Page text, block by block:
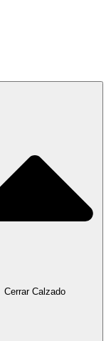
Cerrar Calzado